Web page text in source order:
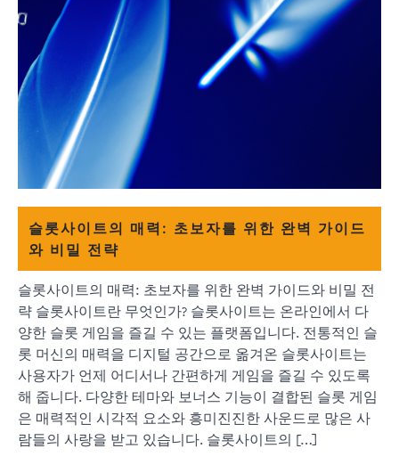
슬롯사이트의 매력: 초보자를 위한 완벽 가이드
와 비밀 전략
슬롯사이트의 매력: 초보자를 위한 완벽 가이드와 비밀 전
략 슬롯사이트란 무엇인가? 슬롯사이트는 온라인에서 다
양한 슬롯 게임을 즐길 수 있는 플랫폼입니다. 전통적인 슬
롯 머신의 매력을 디지털 공간으로 옮겨온 슬롯사이트는
사용자가 언제 어디서나 간편하게 게임을 즐길 수 있도록
해 줍니다. 다양한 테마와 보너스 기능이 결합된 슬롯 게임
은 매력적인 시각적 요소와 흥미진진한 사운드로 많은 사
람들의 사랑을 받고 있습니다. 슬롯사이트의 […]